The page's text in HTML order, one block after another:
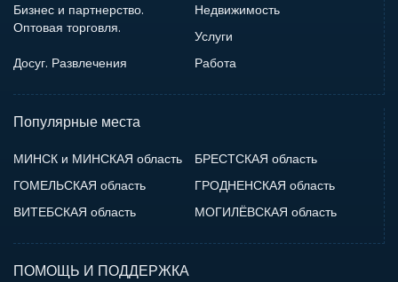
Бизнес и партнерство.
Оптовая торговля.
Недвижимость
Услуги
Досуг. Развлечения
Работа
Популярные места
МИНСК и МИНСКАЯ область
БРЕСТСКАЯ область
ГОМЕЛЬСКАЯ область
ГРОДНЕНСКАЯ область
ВИТЕБСКАЯ область
МОГИЛЁВСКАЯ область
ПОМОЩЬ И ПОДДЕРЖКА